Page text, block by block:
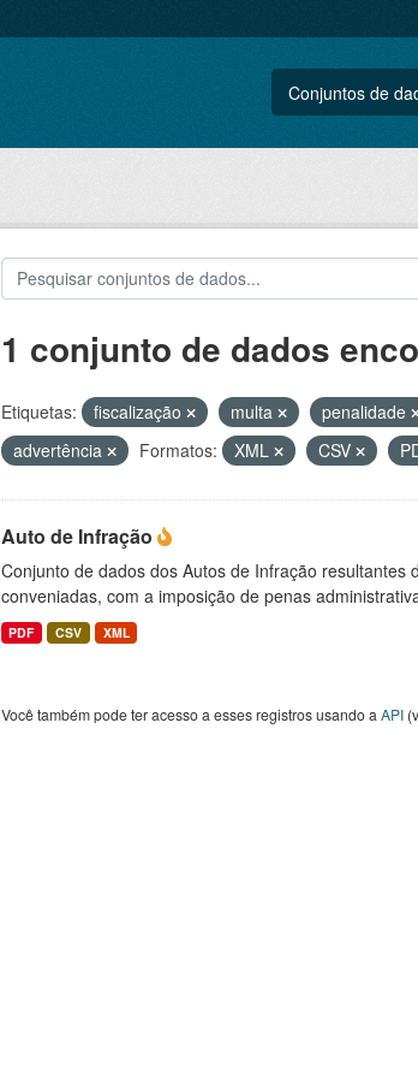
Conjuntos de
1 conjunto de dados
Etiquetas: fiscalização multa penalidade
advertência
Formatos: XML CSV
Auto de Infração
Conjunto de dados dos Autos de Infração resultantes
conveniadas, com a imposição de penas
PDF CSV XML
Você também pode ter acesso a esses registros usando a API